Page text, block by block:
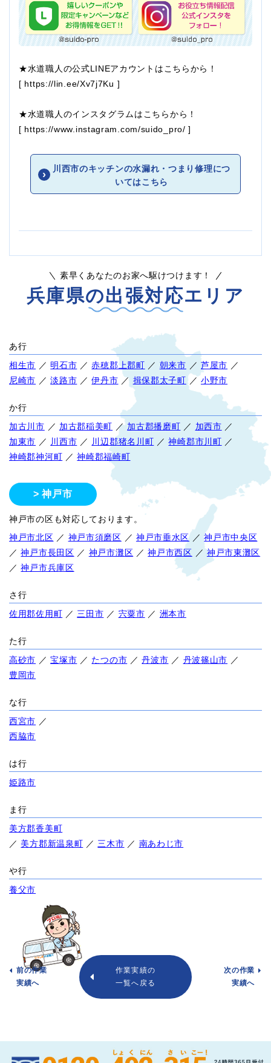
★水道職人の公式LINEアカウントはこちらから！
[ https://lin.ee/Xv7j7Ku ]
★水道職人のインスタグラムはこちらから！
[ https://www.instagram.com/suido_pro/ ]
川西市のキッチンの水漏れ・つまり修理につ
いてはこちら
素早くあなたのお家へ駆けつけます！
兵庫県の出張対応エリア
あ行
相生市 ／ 明石市 ／赤穂郡上郡町 ／ 朝来市 ／ 芦屋市 ／
尼崎市 ／淡路市 ／伊丹市 ／ 揖保郡太子町 ／ 小野市
か行
加古川市 ／ 加古郡稲美町 ／ 加古郡播磨町 ／ 加西市 ／
加東市 ／ 川西市 ／ 川辺郡猪名川町 ／神崎郡市川町 ／
神崎郡神河町 ／神崎郡福崎町
神戸市
神戸市の区も対応しております。
神戸市北区 ／ 神戸市須磨区 ／ 神戸市垂水区 ／神戸市中央区
／神戸市長田区 ／ 神戸市灘区 ／神戸市西区 ／ 神戸市東灘区
／神戸市兵庫区
さ行
佐用郡佐用町 ／三田市 ／ 宍粟市 ／ 洲本市
た行
高砂市 ／宝塚市 ／ たつの市 ／丹波市 ／ 丹波篠山市 ／
豊岡市
な行
西宮市 ／
西脇市
は行
姫路市
ま行
美方郡香美町
／ 美方郡新温泉町 ／三木市 ／ 南あわじ市
や行
養父市
前の作業
実績へ
作業実績の
一覧へ戻る
次の作業
実績へ